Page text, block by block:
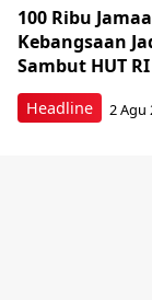
Headline
100 Ribu
Kebangsaan
Sambut HUT RI
2 Agu